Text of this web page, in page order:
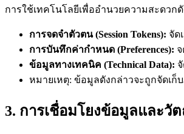
การใช้เทคโนโลยีเพื่ออำนวยความสะดวก
การจดจำตัวตน (Session Tokens): จัด
การบันทึกค่ากำหนด (Preferences):
ข้อมูลทางเทคนิค (Technical Data):
หมายเหตุ: ข้อมูลดังกล่าวจะถูกจัดเ
3. การเชื่อมโยงข้อมูลและวั